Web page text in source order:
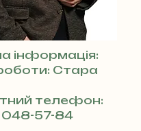
інформація:
роботи: Стара
телефон:
048-57-84